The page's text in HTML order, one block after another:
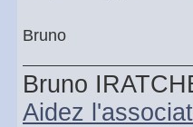
Bruno
Bruno
Aidez